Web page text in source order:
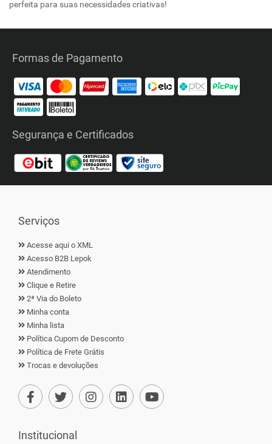
perfeita para suas necessidades criativas!
Formas de Pagamento
Segurança e Certificados
Serviços
Acesse aqui o XML
Acesso B2B Lepok
Atendimento
Clique e Retire
2ª Via do Boleto
Minha conta
Minha lista
Política Cupom de Desconto
Política de Frete Grátis
Trocas e devoluções
Institucional